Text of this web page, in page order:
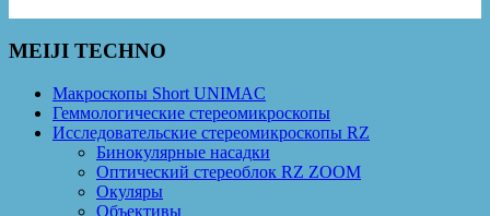
MEIJI TECHNO
Макроскопы Short UNIMAC
Геммологические стереомикроскопы
Исследовательские стереомикроскопы RZ
Бинокулярные насадки
Оптический стереоблок RZ ZOOM
Окуляры
Объективы